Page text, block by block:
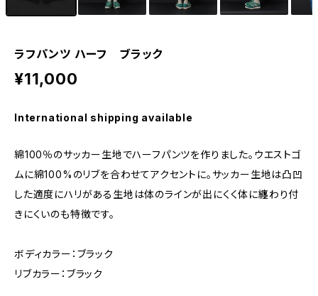
ラフパンツ ハーフ ブラック
¥11,000
International shipping available
綿100％のサッカー生地でハーフパンツを作りました。ウエストゴ
ムに綿100%のリブを合わせてアクセントに。サッカー生地は凸凹
した適度にハリがある生地は体のラインが出にくく体に纏わり付
きにくいのも特徴です。
ボディカラー：ブラック
リブカラー：ブラック